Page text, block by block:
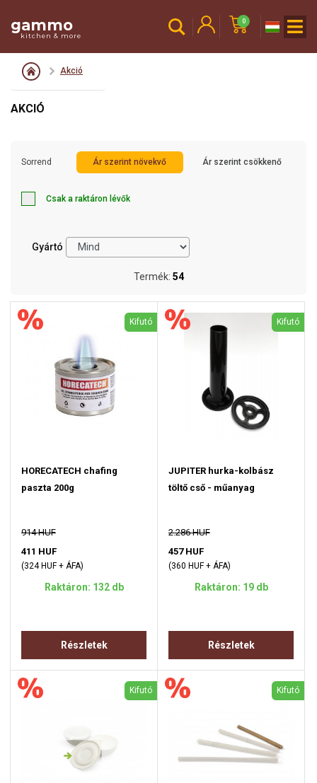
gammo
kitchen & more
0
Akció
AKCIÓ
Sorrend Ár szerint növekvő Ár szerint csökkenő
Csak a raktáron lévők
Gyártó
Termék: 54
Kifutó
HORECATECH chafing
paszta 200g
914 HUF
411 HUF
(324 HUF + ÁFA)
Raktáron: 132 db
Részletek
Kifutó
JUPITER hurka-kolbász
töltő cső - műanyag
2.286 HUF
457 HUF
(360 HUF + ÁFA)
Raktáron: 19 db
Részletek
Kifutó Kifutó